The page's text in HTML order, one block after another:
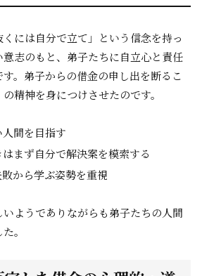
には自分で立て」という信念を持っ
志のもと、弟子たちに自立心と責任
。弟子からの借金の申し出を断るこ
精神を身につけさせたのです。
間を目指す
まず自分で解決案を模索する
から学ぶ姿勢を重視
ようでありながらも弟子たちの人間
。